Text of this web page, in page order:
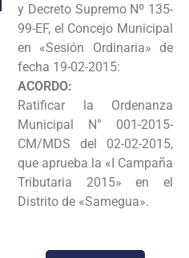
y Decreto Supremo Nº 135-
99-EF, el Concejo Municipal
en «Sesión Ordinaria» de
fecha 19-02-2015:
ACORDO:
Ratificar la Ordenanza
Municipal N° 001-2015-
CM/MDS del 02-02-2015,
que aprueba la «I Campaña
Tributaria 2015» en el
Distrito de «Samegua».